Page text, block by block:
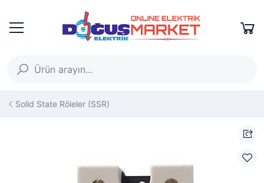
Solid State Röleler (SSR)